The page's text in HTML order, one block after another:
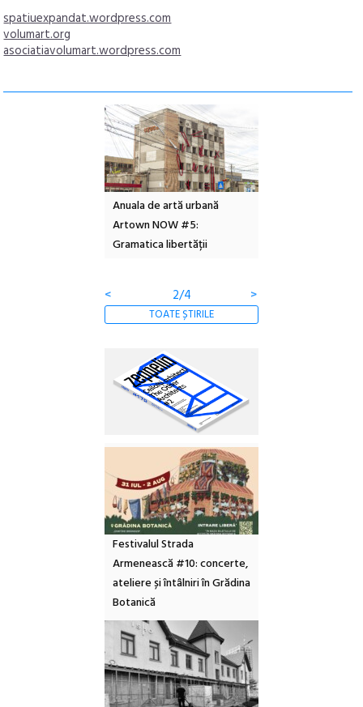
spatiuexpandat.wordpress.com
volumart.org
asociatiavolumart.wordpress.com
Anuala de artă urbană
Artown NOW #5:
Gramatica libertății
< 2/4 >
TOATE ȘTIRILE
Festivalul Strada
Armenească #10: concerte,
ateliere și întâlniri în Grădina
Botanică